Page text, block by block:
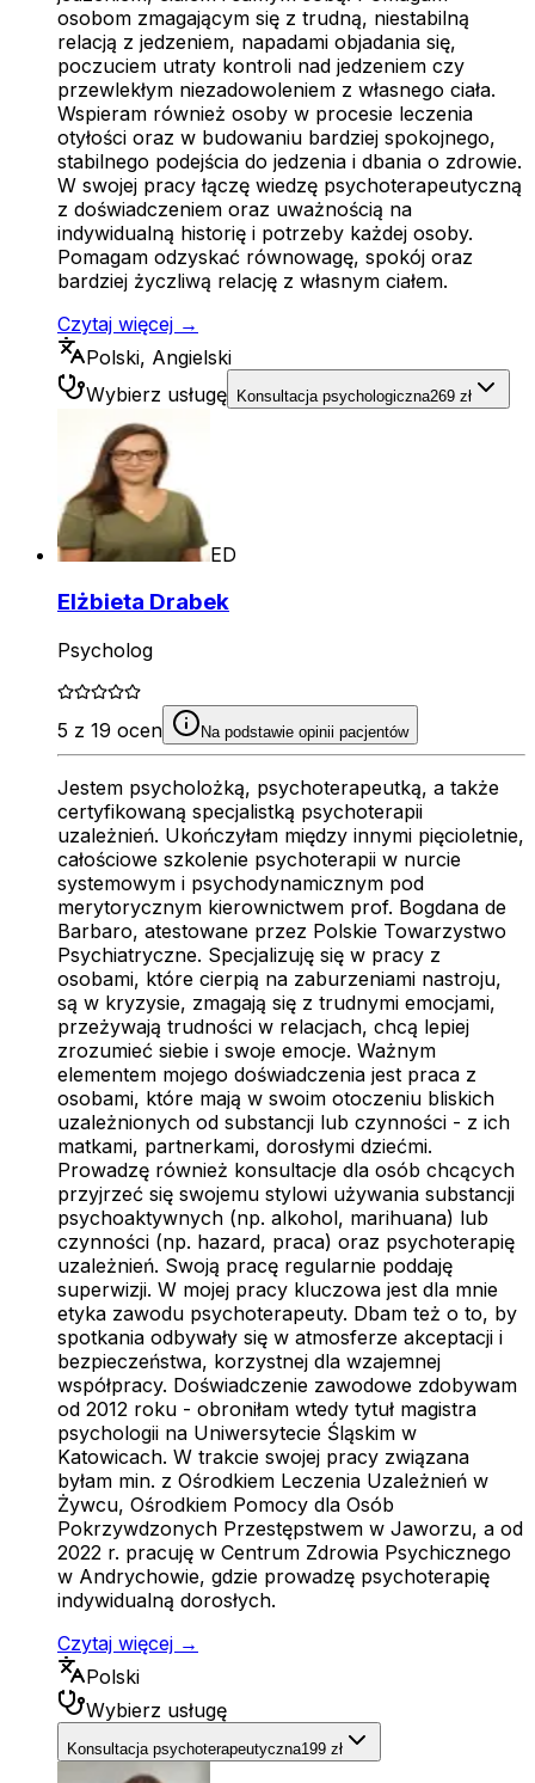
osobom zmagającym się z trudną, niestabilną
relacją z jedzeniem, napadami objadania się,
poczuciem utraty kontroli nad jedzeniem czy
przewlekłym niezadowoleniem z własnego ciała.
Wspieram również osoby w procesie leczenia
otyłości oraz w budowaniu bardziej spokojnego,
stabilnego podejścia do jedzenia i dbania o zdrowie.
W swojej pracy łączę wiedzę psychoterapeutyczną
z doświadczeniem oraz uważnością na
indywidualną historię i potrzeby każdej osoby.
Pomagam odzyskać równowagę, spokój oraz
bardziej życzliwą relację z własnym ciałem.
Czytaj więcej →
Polski, Angielski
Wybierz usługę Konsultacja psychologiczna269 zł
ED
Elżbieta Drabek
Psycholog
5 z 19 ocen Na podstawie opinii pacjentów
Jestem psycholożką, psychoterapeutką, a także
certyfikowaną specjalistką psychoterapii
uzależnień. Ukończyłam między innymi pięcioletnie,
całościowe szkolenie psychoterapii w nurcie
systemowym i psychodynamicznym pod
merytorycznym kierownictwem prof. Bogdana de
Barbaro, atestowane przez Polskie Towarzystwo
Psychiatryczne. Specjalizuję się w pracy z
osobami, które cierpią na zaburzeniami nastroju,
są w kryzysie, zmagają się z trudnymi emocjami,
przeżywają trudności w relacjach, chcą lepiej
zrozumieć siebie i swoje emocje. Ważnym
elementem mojego doświadczenia jest praca z
osobami, które mają w swoim otoczeniu bliskich
uzależnionych od substancji lub czynności - z ich
matkami, partnerkami, dorosłymi dziećmi.
Prowadzę również konsultacje dla osób chcących
przyjrzeć się swojemu stylowi używania substancji
psychoaktywnych (np. alkohol, marihuana) lub
czynności (np. hazard, praca) oraz psychoterapię
uzależnień. Swoją pracę regularnie poddaję
superwizji. W mojej pracy kluczowa jest dla mnie
etyka zawodu psychoterapeuty. Dbam też o to, by
spotkania odbywały się w atmosferze akceptacji i
bezpieczeństwa, korzystnej dla wzajemnej
współpracy. Doświadczenie zawodowe zdobywam
od 2012 roku - obroniłam wtedy tytuł magistra
psychologii na Uniwersytecie Śląskim w
Katowicach. W trakcie swojej pracy związana
byłam min. z Ośrodkiem Leczenia Uzależnień w
Żywcu, Ośrodkiem Pomocy dla Osób
Pokrzywdzonych Przestępstwem w Jaworzu, a od
2022 r. pracuję w Centrum Zdrowia Psychicznego
w Andrychowie, gdzie prowadzę psychoterapię
indywidualną dorosłych.
Czytaj więcej →
Polski
Wybierz usługę
Konsultacja psychoterapeutyczna199 zł